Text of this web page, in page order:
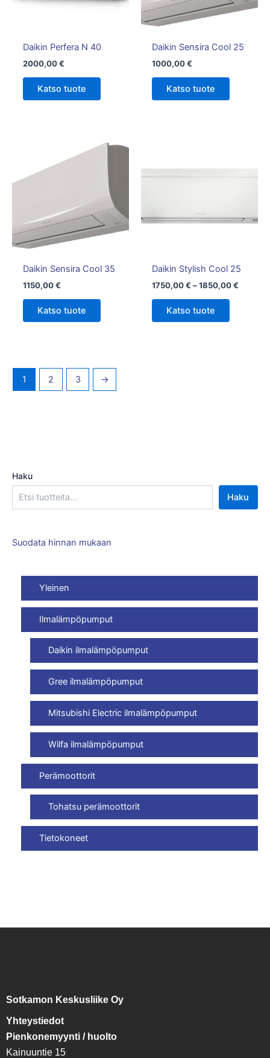
Haku
Haku
Suodata hinnan mukaan
Yleinen
Ilmalämpöpumput
Daikin ilmalämpöpumput
Gree ilmalämpöpumput
Mitsubishi Electric ilmalämpöpumput
Wilfa ilmalämpöpumput
Perämoottorit
Tohatsu perämoottorit
Tietokoneet
Daikin Perfera N 40
2000,00€
Katso tuote
Daikin Sensira Cool 25
1000,00€
Katso tuote
Daikin Sensira Cool 35
1150,00€
Katso tuote
Daikin Stylish Cool 25
1750,00€ – 1850,00€
Katso tuote
Voit
sivulla.
1 2 3 →
Sotkamon Keskusliike Oy
Yhteystiedot
Pienkonemyynti / huolto
Kainuuntie 15